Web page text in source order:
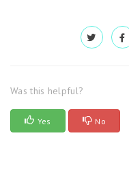
Was this helpful?
Yes No